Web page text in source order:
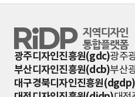
RiDP 지역디자인 통합플랫폼
광주디자인진흥원(gdc)광주
부산디자인진흥원(dcb)부산
대구경북디자인진흥원(dgdp)